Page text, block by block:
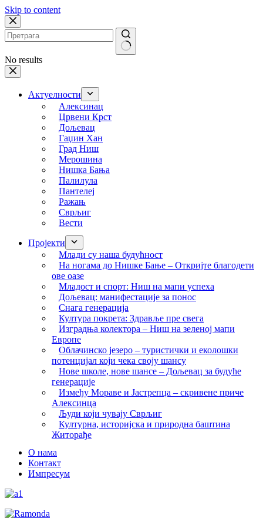
Skip to content
No results
Актуелности
Алексинац
Црвени Крст
Дољевац
Гаџин Хан
Град Ниш
Мерошина
Нишка Бања
Палилула
Пантелеј
Ражањ
Сврљиг
Вести
Пројекти
Млади су наша будућност
На ногама до Нишке Бање – Откријте благодети
ове оазе
Младост и спорт: Ниш на мапи успеха
Дољевац: манифестације за понос
Снага генерација
Култура покрета: Здравље пре свега
Изградња колектора – Ниш на зеленој мапи
Европе
Облачинско језеро – туристички и еколошки
потенцијал који чека своју шансу
Нове школе, нове шансе – Дољевац за будуће
генерације
Између Мораве и Јастрепца – скривене приче
Алексинца
Људи који чувају Сврљиг
Културна, историјска и природна баштина
Житорађе
О нама
Контакт
Импресум